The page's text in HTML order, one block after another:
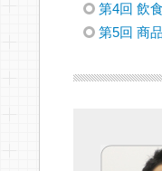
第4回 飲
第5回 商